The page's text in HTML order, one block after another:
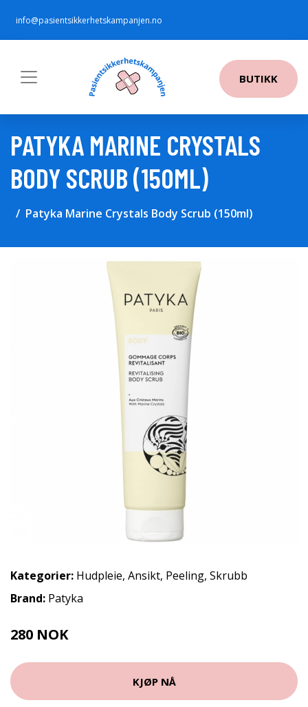
info@pasientsikkerhetskampanjen.no
BUTIKK
PATYKA MARINE CRYSTALS
BODY SCRUB (150ML)
Patyka Marine Crystals Body Scrub (150ml)
Kategorier: Hudpleie, Ansikt, Peeling, Skrubb
Brand: Patyka
280 NOK
KJØP NÅ